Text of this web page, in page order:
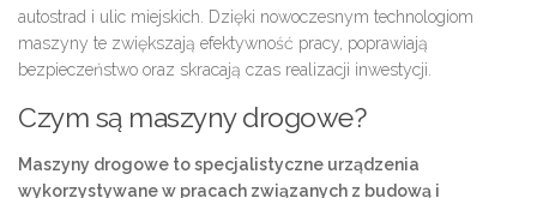
autostrad i ulic miejskich. Dzięki nowoczesnym technologiom
maszyny te zwiększają efektywność pracy, poprawiają
bezpieczeństwo oraz skracają czas realizacji inwestycji.
Czym są maszyny drogowe?
Maszyny drogowe to specjalistyczne urządzenia
wykorzystywane w pracach związanych z budową i